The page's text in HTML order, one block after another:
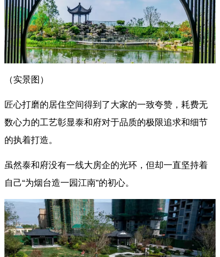
（实景图）
匠心打磨的居住空间得到了大家的一致夸赞，耗费无
数心力的工艺彰显泰和府对于品质的极限追求和细节
的执着打造。
虽然泰和府没有一线大房企的光环，但却一直坚持着
自己“为烟台造一园江南”的初心。